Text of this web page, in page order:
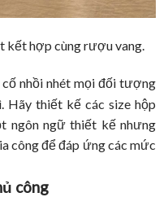
kết hợp cùng rượu vang.
nhồi nhét mọi đối tượng
Hãy thiết kế các size hộp
ngôn ngữ thiết kế nhưng
công để đáp ứng các mức
công